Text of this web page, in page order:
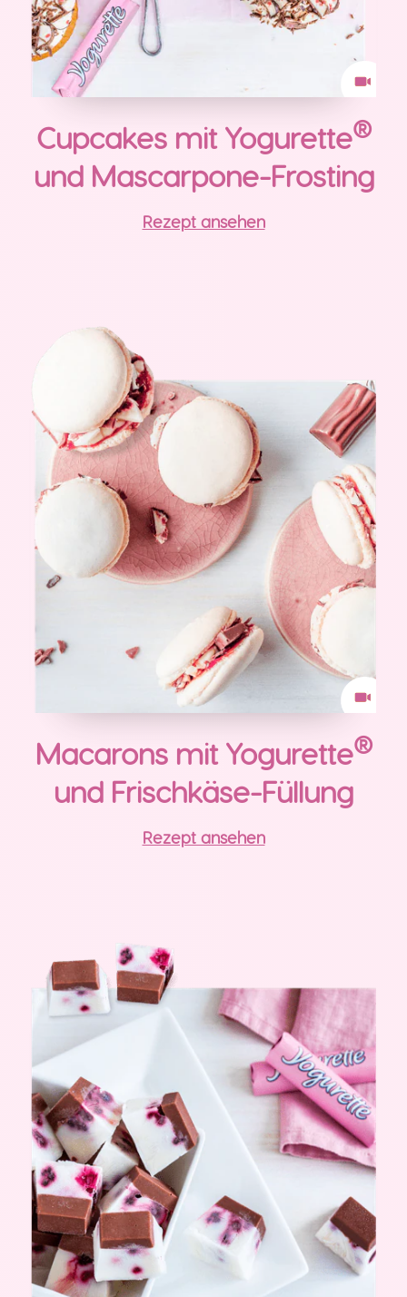
Cupcakes mit Yogurette®
und Mascarpone-Frosting
Rezept ansehen
Macarons mit Yogurette®
und Frischkäse-Füllung
Rezept ansehen